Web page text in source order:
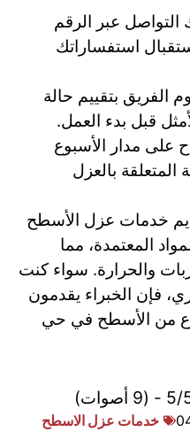
التواصل عبر الرقم
استفساراتك
الفريق بتقييم حالة
قبل بدء العمل.
على مدار الأسبوع
المتعلقة بالعزل
خدمات عزل الأسطح
المعتمدة، مما
والحرارة. سواء كنت
فإن الخبراء يقدمون
من الأسطح في حي
- (9 أصوات)
خدمات عزل الاسطح